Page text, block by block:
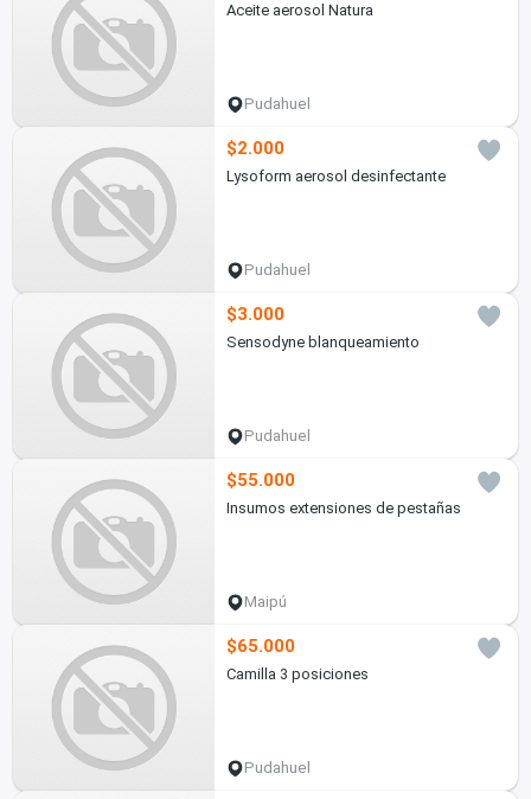
Aceite aerosol Natura
Pudahuel
$2.000
Lysoform aerosol desinfectante
Pudahuel
$3.000
Sensodyne blanqueamiento
Pudahuel
$55.000
Insumos extensiones de pestañas
Maipú
$65.000
Camilla 3 posiciones
Pudahuel